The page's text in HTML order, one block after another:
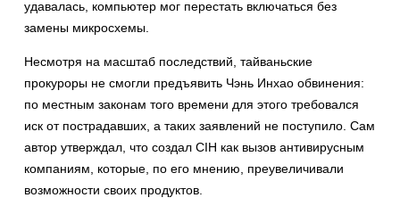
удавалась, компьютер мог перестать включаться без
замены микросхемы.
Несмотря на масштаб последствий, тайваньские
прокуроры не смогли предъявить Чэнь Инхао обвинения:
по местным законам того времени для этого требовался
иск от пострадавших, а таких заявлений не поступило. Сам
автор утверждал, что создал CIH как вызов антивирусным
компаниям, которые, по его мнению, преувеличивали
возможности своих продуктов.